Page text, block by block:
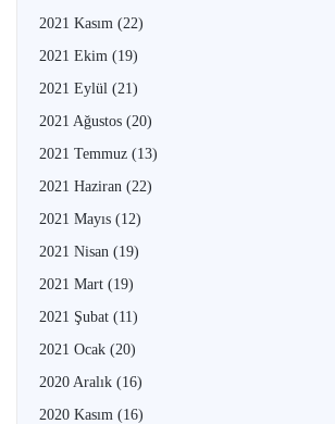
2021 Kasım (22)
2021 Ekim (19)
2021 Eylül (21)
2021 Ağustos (20)
2021 Temmuz (13)
2021 Haziran (22)
2021 Mayıs (12)
2021 Nisan (19)
2021 Mart (19)
2021 Şubat (11)
2021 Ocak (20)
2020 Aralık (16)
2020 Kasım (16)